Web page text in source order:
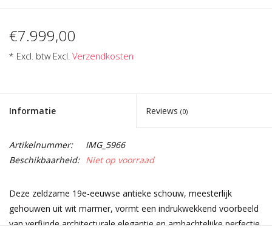
€7.999,00
* Excl. btw Excl. Verzendkosten
Informatie Reviews (0)
Artikelnummer:
IMG_5966
Beschikbaarheid: Niet op voorraad
Deze zeldzame 19e-eeuwse antieke schouw, meesterlijk
gehouwen uit wit marmer, vormt een indrukwekkend voorbeeld
van verfijnde architecturale elegantie en ambachtelijke perfectie.